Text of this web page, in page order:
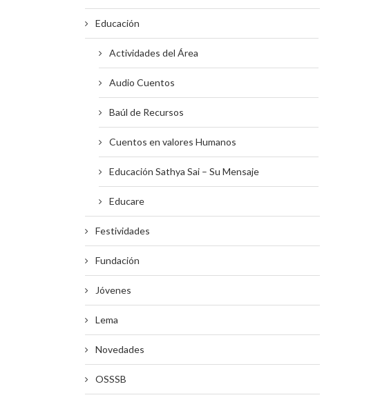
Educación
Actividades del Área
Audio Cuentos
Baúl de Recursos
Cuentos en valores Humanos
Educación Sathya Sai – Su Mensaje
Educare
Festividades
Fundación
Jóvenes
Lema
Novedades
OSSSB